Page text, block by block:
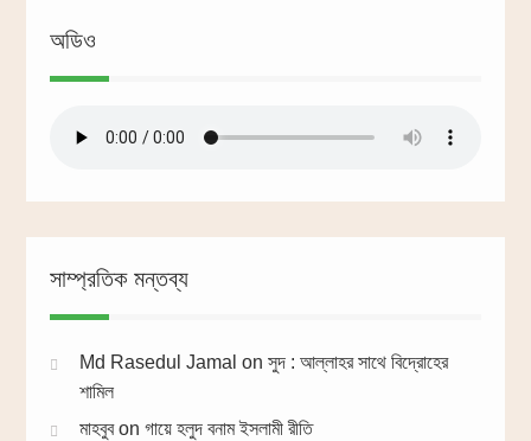
অডিও
সাম্প্রতিক মন্তব্য
Md Rasedul Jamal on সুদ : আল্লাহর সাথে বিদ্রোহের
শামিল
মাহবুবon গায়ে হলুদ বনাম ইসলামী রীতি